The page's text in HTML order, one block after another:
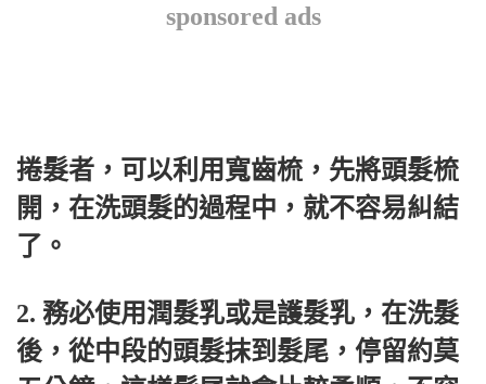
sponsored ads
捲髮者，可以利用寬齒梳，先將頭髮梳
開，在洗頭髮的過程中，就不容易糾結
了。
2. 務必使用潤髮乳或是護髮乳，在洗髮
後，從中段的頭髮抹到髮尾，停留約莫